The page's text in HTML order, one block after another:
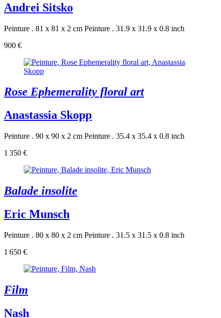
Andrei Sitsko
Peinture . 81 x 81 x 2 cm Peinture . 31.9 x 31.9 x 0.8 inch
900 €
Rose Ephemerality floral art
Anastassia Skopp
Peinture . 90 x 90 x 2 cm Peinture . 35.4 x 35.4 x 0.8 inch
1 350 €
Balade insolite
Eric Munsch
Peinture . 80 x 80 x 2 cm Peinture . 31.5 x 31.5 x 0.8 inch
1 650 €
Film
Nash